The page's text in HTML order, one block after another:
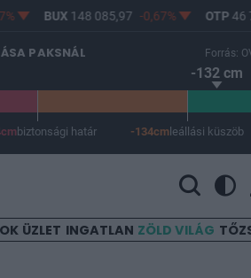
BUX148 085,97 -0,67% OTP46
PAKSNÁL Forrás:
-132 cm
biztonsági határ -134cmleállási küszöb
ÜZLET INGATLAN ZÖLD VILÁG